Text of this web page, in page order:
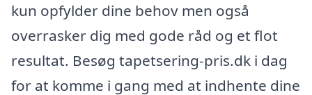
kun opfylder dine behov men også
overrasker dig med gode råd og et flot
resultat. Besøg tapetsering-pris.dk i dag
for at komme i gang med at indhente dine